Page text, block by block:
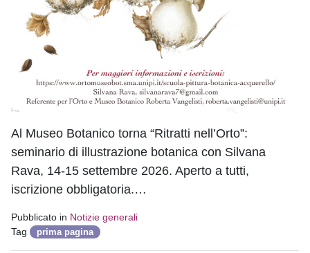
Al Museo Botanico torna “Ritratti nell’Orto”:
seminario di illustrazione botanica con Silvana
Rava, 14-15 settembre 2026. Aperto a tutti,
iscrizione obbligatoria.…
Pubblicato in Notizie generali
Tag
prima pagina